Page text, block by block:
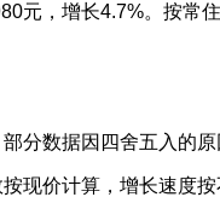
元，增长4.7%。按常
分数据因四舍五入的
现价计算，增长速度